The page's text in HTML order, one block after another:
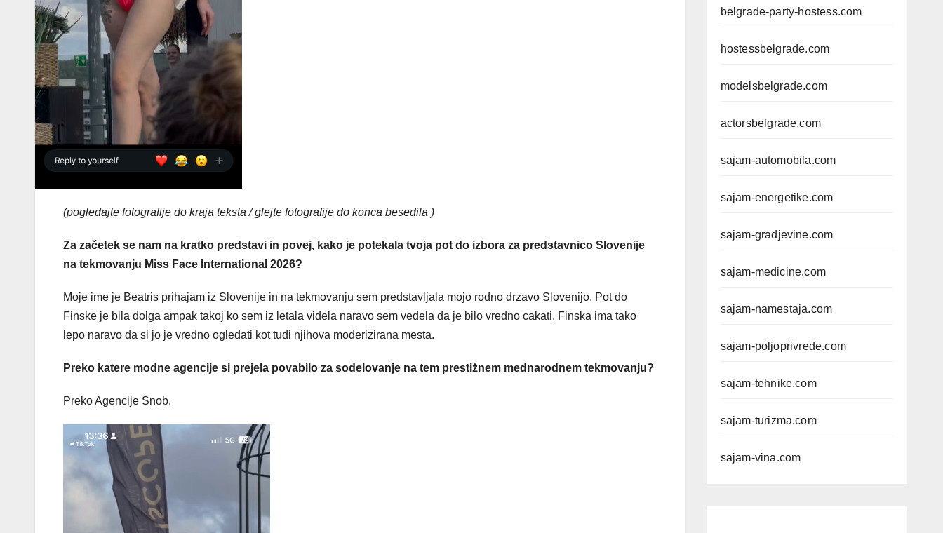
(pogledajte fotografije do kraja teksta / glejte fotografije do konca besedila )
Za začetek se nam na kratko predstavi in povej, kako je potekala tvoja pot do izbora za predstavnico Slovenije
na tekmovanju Miss Face International 2026?
Moje ime je Beatris prihajam iz Slovenije in na tekmovanju sem predstavljala mojo rodno drzavo Slovenijo. Pot do
Finske je bila dolga ampak takoj ko sem iz letala videla naravo sem vedela da je bilo vredno cakati, Finska ima tako
lepo naravo da si jo je vredno ogledati kot tudi njihova moderizirana mesta.
Preko katere modne agencije si prejela povabilo za sodelovanje na tem prestižnem mednarodnem tekmovanju?
Preko Agencije Snob.
belgrade-party-hostess.com
hostessbelgrade.com
modelsbelgrade.com
actorsbelgrade.com
sajam-automobila.com
sajam-energetike.com
sajam-gradjevine.com
sajam-medicine.com
sajam-namestaja.com
sajam-poljoprivrede.com
sajam-tehnike.com
sajam-turizma.com
sajam-vina.com